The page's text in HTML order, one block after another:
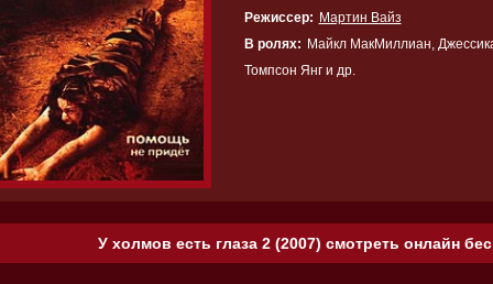
Режиссер: Мартин Вайз
В ролях: Майкл МакМиллиан,
Томпсон Янг и др.
У холмов есть глаза 2 (2007) смотреть онлайн